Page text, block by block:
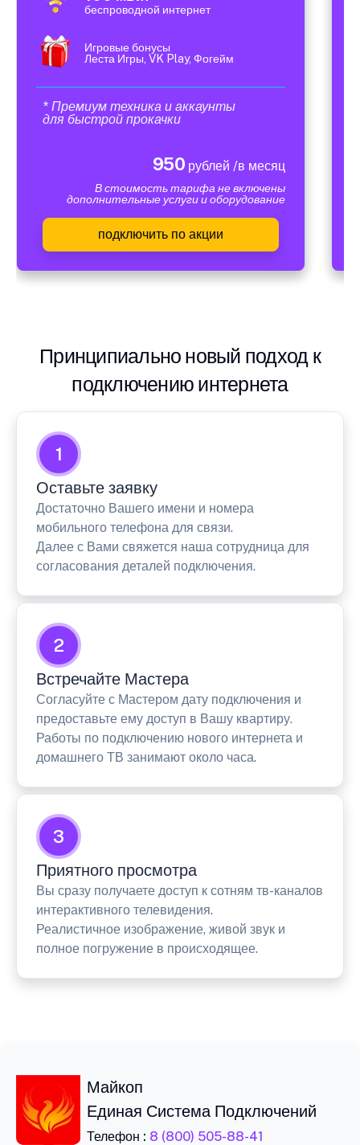
беспроводной интернет
Игровые бонусы
Леста Игры, VK Play, Фогейм
* Премиум техника и аккаунты
для быстрой прокачки
950 рублей /в месяц
В стоимость тарифа не включены
дополнительные услуги и оборудование
подключить по акции
Принципиально новый подход к
подключению интернета
1
Оставьте заявку
Достаточно Вашего имени и номера
мобильного телефона для связи.
Далее с Вами свяжется наша сотрудница для
согласования деталей подключения.
2
Встречайте Мастера
Согласуйте с Мастером дату подключения и
предоставьте ему доступ в Вашу квартиру.
Работы по подключению нового интернета и
домашнего ТВ занимают около часа.
3
Приятного просмотра
Вы сразу получаете доступ к сотням тв-каналов
интерактивного телевидения.
Реалистичное изображение, живой звук и
полное погружение в происходящее.
Майкоп
Единая Система Подключений
Телефон : 8 (800) 505-88-41